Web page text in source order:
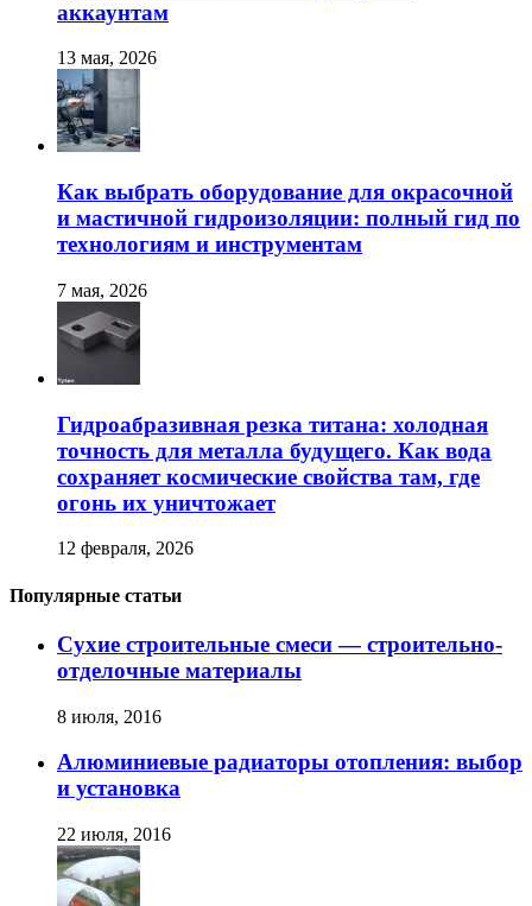
аккаунтам
13 мая, 2026
Как выбрать оборудование для окрасочной
и мастичной гидроизоляции: полный гид по
технологиям и инструментам
7 мая, 2026
Гидроабразивная резка титана: холодная
точность для металла будущего. Как вода
сохраняет космические свойства там, где
огонь их уничтожает
12 февраля, 2026
Популярные статьи
Сухие строительные смеси — строительно-
отделочные материалы
8 июля, 2016
Алюминиевые радиаторы отопления: выбор
и установка
22 июля, 2016